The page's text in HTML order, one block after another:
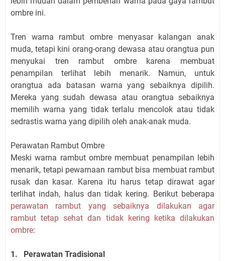
ombre ini.
Tren warna rambut ombre menyasar kalangan anak
muda, tetapi kini orang-orang dewasa atau orangtua pun
menyukai tren rambut ombre karena membuat
penampilan terlihat lebih menarik. Namun, untuk
orangtua ada batasan warna yang sebaiknya dipilih.
Mereka yang sudah dewasa atau orangtua sebaiknya
memilih warna yang tidak terlalu mencolok atau tidak
sedrastis warna yang dipilih oleh anak-anak muda.
Perawatan Rambut Ombre
Meski warna rambut ombre membuat penampilan lebih
menarik, tetapi pewarnaan rambut bisa membuat rambut
rusak dan kasar. Karena itu harus tetap dirawat agar
terlihat indah, halus dan tidak kering. Berikut beberapa
perawatan rambut yang sebaiknya dilakukan agar
rambut tetap sehat dan tidak kering ketika dilakukan
ombre:
1. Perawatan Tradisional